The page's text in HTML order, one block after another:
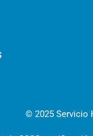
© 2025 Servicio